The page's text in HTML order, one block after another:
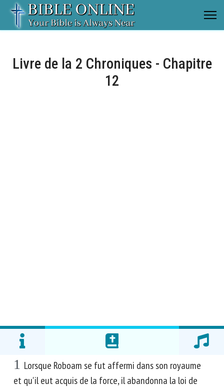
Livre de la 2 Chroniques - Chapitre
12
1 Lorsque Roboam se fut affermi dans son royaume
et qu'il eut acquis de la force, il abandonna la loi de